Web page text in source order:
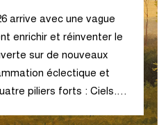
arrive avec une vague
enrichir et réinventer le
sur de nouveaux
éclectique et
piliers forts : Ciels.…